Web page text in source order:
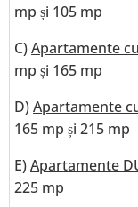
mp și 105 mp
C)Apartamente
mp și 165 mp
D)Apartamente
165 mp și 215 mp
E)Apartamente
225 mp